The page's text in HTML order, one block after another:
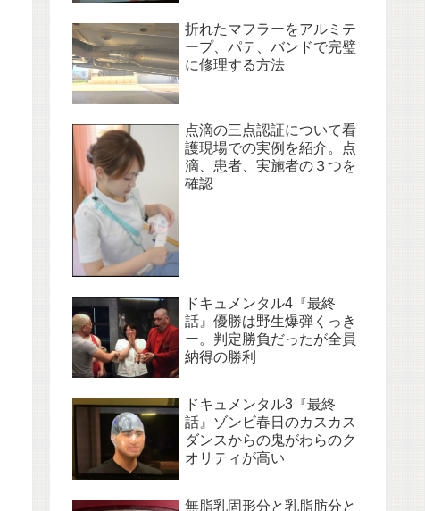
折れたマフラーをアルミテ
ープ、パテ、バンドで完璧
に修理する方法
点滴の三点認証について看
護現場での実例を紹介。点
滴、患者、実施者の３つを
確認
ドキュメンタル4『最終
話』優勝は野生爆弾くっき
ー。判定勝負だったが全員
納得の勝利
ドキュメンタル3『最終
話』ゾンビ春日のカスカス
ダンスからの鬼がわらのク
オリティが高い
無脂乳固形分と乳脂肪分と